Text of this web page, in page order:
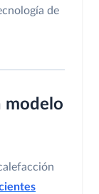
de
modelo